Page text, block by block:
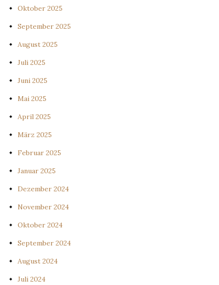
Oktober 2025
September 2025
August 2025
Juli 2025
Juni 2025
Mai 2025
April 2025
März 2025
Februar 2025
Januar 2025
Dezember 2024
November 2024
Oktober 2024
September 2024
August 2024
Juli 2024